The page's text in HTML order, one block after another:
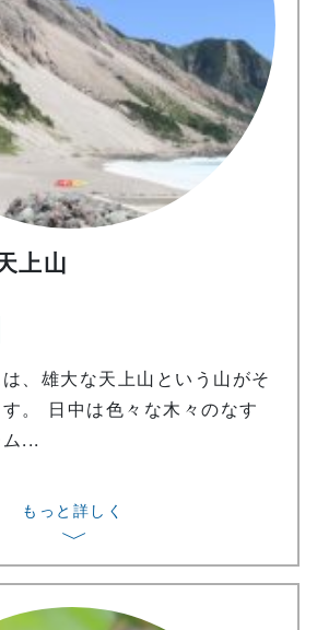
上山
、雄大な天上山という山がそ
。 日中は色々な木々のなす
...
もっと詳しく
〉